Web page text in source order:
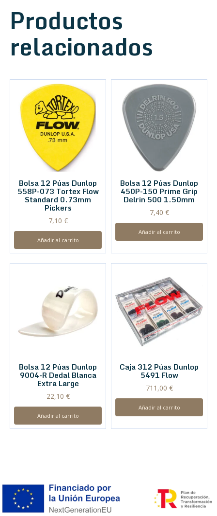
Productos
relacionados
Bolsa 12 Púas Dunlop
558P-073 Tortex Flow
Standard 0.73mm
Pickers
7,10 €
Añadir al carrito
Bolsa 12 Púas Dunlop
450P-150 Prime Grip
Delrin 500 1.50mm
7,40 €
Añadir al carrito
Bolsa 12 Púas Dunlop
9004-R Dedal Blanca
Extra Large
22,10 €
Añadir al carrito
Caja 312 Púas Dunlop
5491 Flow
711,00 €
Añadir al carrito